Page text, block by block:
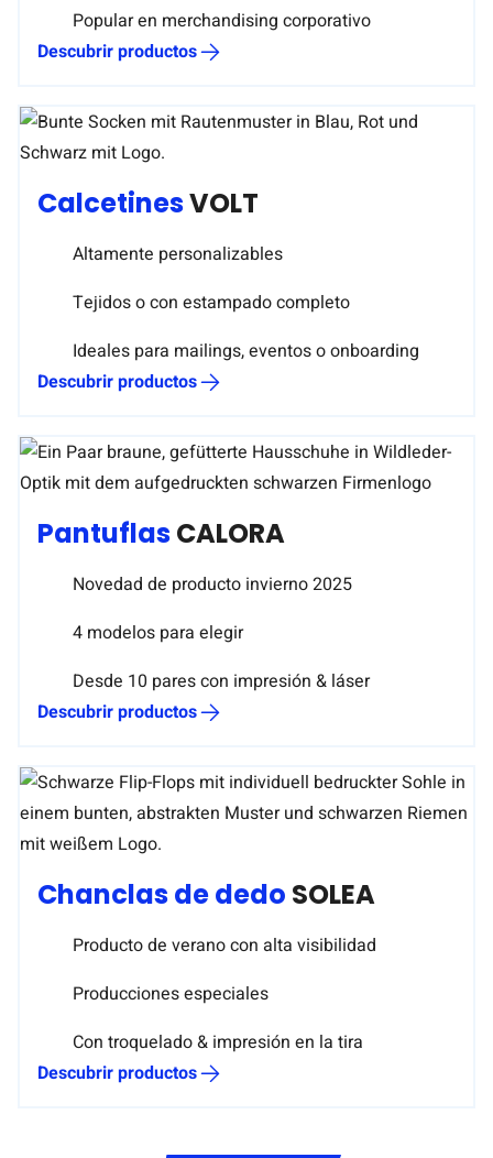
Popular en merchandising corporativo
Descubrir productos
CalcetinesVOLT
Altamente personalizables
Tejidos o con estampado completo
Ideales para mailings, eventos o onboarding
Descubrir productos
PantuflasCALORA
Novedad de producto invierno 2025
4 modelos para elegir
Desde 10 pares con impresión & láser
Descubrir productos
Chanclas de dedo SOLEA
Producto de verano con alta visibilidad
Producciones especiales
Con troquelado & impresión en la tira
Descubrir productos